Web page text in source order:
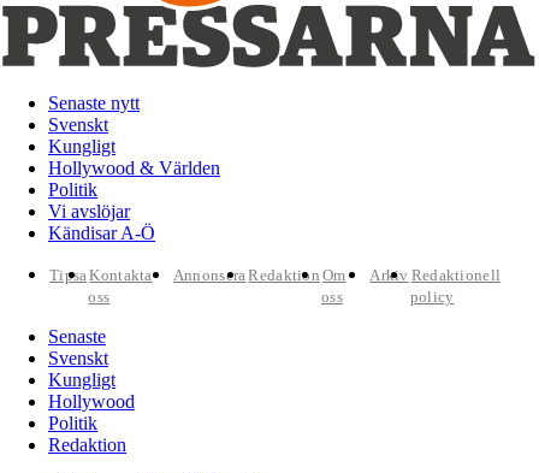
Senaste nytt
Svenskt
Kungligt
Hollywood & Världen
Politik
Vi avslöjar
Kändisar A-Ö
TipsaKontakta
oss
AnnonseraRedaktion Om
oss
Arkiv Redaktionell
policy
Senaste
Svenskt
Kungligt
Hollywood
Politik
Redaktion